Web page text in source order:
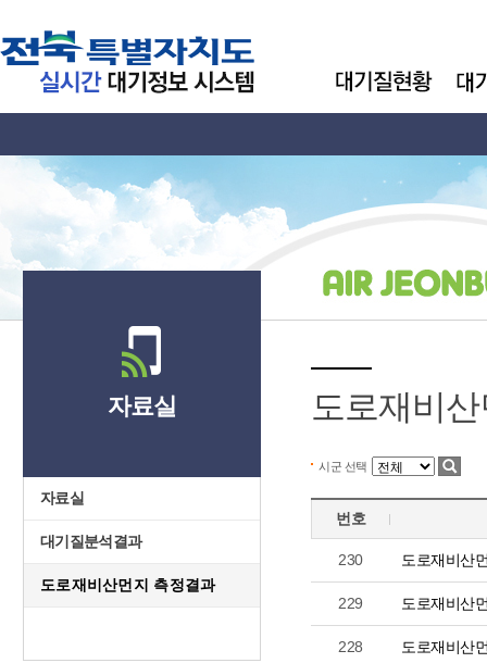
자료실
자료실
대기질분석결과
도로재비산먼지 측정결과
도로재비
시군 선택
번호
230 도로재비산
229 도로재비산
228 도로재비산